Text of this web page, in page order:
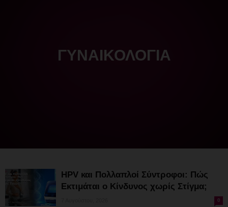
ΓΥΝΑΙΚΟΛΟΓΊΑ
HPV και Πολλαπλοί Σύντροφοι: Πώς
Εκτιμάται ο Κίνδυνος χωρίς Στίγμα;
0